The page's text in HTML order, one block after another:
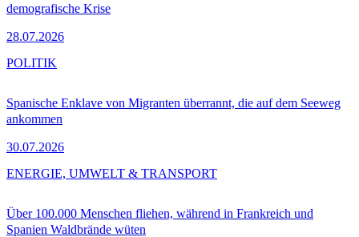
demografische Krise
28.07.2026
Spanische Enklave von Migranten überrannt, die auf dem Seeweg
ankommen
30.07.2026
POLITIK
Über 100.000 Menschen fliehen, während in Frankreich und
Spanien Waldbrände wüten
ENERGIE, UMWELT & TRANSPORT